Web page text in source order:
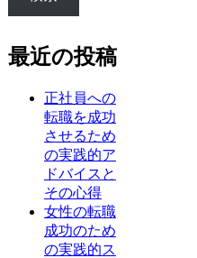
最近の投稿
正社員への
転職を成功
させるため
の実践的ア
ドバイスと
その心得
女性の転職
成功のため
の実践的ス